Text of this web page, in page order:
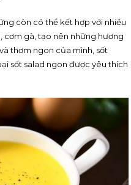
còn có thể kết hợp với nhiều
cơm gà, tạo nên những hương
thơm ngon của mình, sốt
sốt salad ngon được yêu thích